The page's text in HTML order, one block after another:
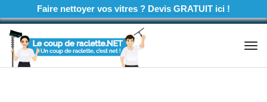
Faire nettoyer vos vitres ? Devis GRATUIT ici !